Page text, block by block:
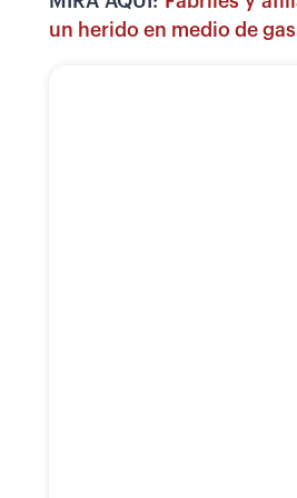
un herido en medio de